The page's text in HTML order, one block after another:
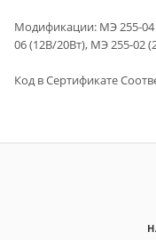
Модификации: МЭ 255-04
06 (12В/20Вт), МЭ 255-02
Код в Сертификате